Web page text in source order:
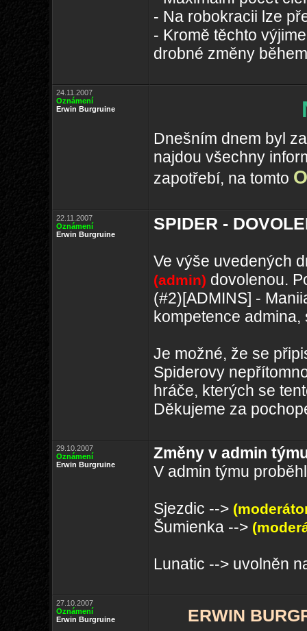
- Na robokracii lze
- Kromě těchto
drobné změny
24.11.2007
Oznámení
Erwin Burgruine
Dnešním dnem byl
najdou všechny
zapotřebí, na tomto
22.11.2007
Oznámení
Erwin Burgruine
SPIDER -
Ve výše uvedených
(admin) dovolenou.
(#2)[ADMINS] -
kompetence
Je možné, že se
Spiderovy
hráče, kterých se
Děkujeme za
29.10.2007
Oznámení
Erwin Burgruine
Změny v admin
V admin týmu
Sjezdic -->
Šumienka -->
Lunatic --> uvolněn
27.10.2007
Oznámení
Erwin Burgruine
ERWIN